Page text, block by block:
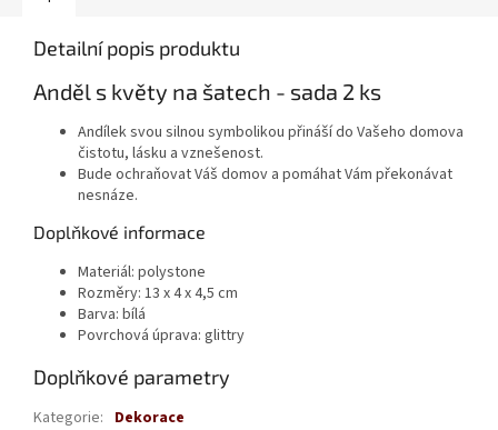
Detailní popis produktu
Anděl s květy na šatech - sada 2 ks
Andílek svou silnou symbolikou přináší do Vašeho domova
čistotu, lásku a vznešenost.
Bude ochraňovat Váš domov a pomáhat Vám překonávat
nesnáze.
Doplňkové informace
Materiál: polystone
Rozměry: 13 x 4 x 4,5 cm
Barva: bílá
Povrchová úprava: glittry
Doplňkové parametry
Kategorie: Dekorace